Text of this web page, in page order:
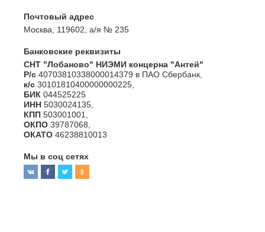
Почтовый адрес
Москва, 119602, а/я № 235
Банковские реквизиты
СНТ "Лобаново" НИЭМИ концерна "Антей"
Р/с 40703810338000014379 в ПАО Сбербанк,
к/с 30101810400000000225,
БИК 044525225
ИНН 5030024135,
КПП 503001001,
ОКПО 39787068,
ОКАТО 46238810013
Мы в соц сетях